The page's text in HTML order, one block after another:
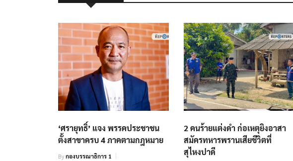
‘ศรายุทธิ์’ แจง พรรคประชาชน
ตั้งสาขาครบ 4 ภาคตามกฎหมาย
Byกองบรรณาธิการ 1
2 คนร้ายแต่งดำ ก่อเหตุยิงอาสา
สมัครทหารพรานเสียชีวิตที่
สุไหงปาดี